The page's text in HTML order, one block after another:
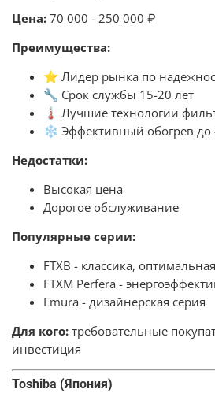
Цена:70 000 - 250 000 ₽
Преимущества:
⭐ Лидер рынка по
🔧 Срок службы 15-20 лет
🌡️ Лучшие технологии
❄️ Эффективный обогрев до
Недостатки:
Высокая цена
Дорогое обслуживание
Популярные серии:
FTXB - классика,
FTXM Perfera -
Emura - дизайнерская серия
Для кого:требовательные
инвестиция
Toshiba (Япония)